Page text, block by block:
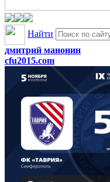
Найти
дмитрий манонин
cfu2015.com